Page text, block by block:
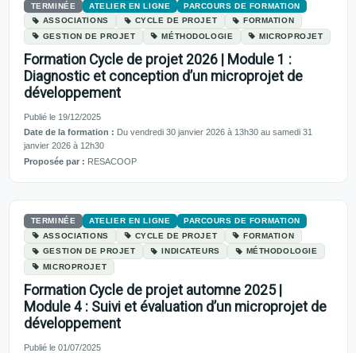
TERMINÉE ATELIER EN LIGNE
PARCOURS DE FORMATION
ASSOCIATIONS
CYCLE DE PROJET
FORMATION
GESTION DE PROJET
MÉTHODOLOGIE MICROPROJET
Formation Cycle de projet 2026 | Module 1 :
Diagnostic et conception d’un microprojet de
développement
Publié le 19/12/2025
Date de la formation : Du vendredi 30 janvier 2026 à 13h30 au samedi 31
janvier 2026 à 12h30
Proposée par : RESACOOP
TERMINÉE ATELIER EN LIGNE
PARCOURS DE FORMATION
ASSOCIATIONS
CYCLE DE PROJET
FORMATION
GESTION DE PROJET
INDICATEURS
MÉTHODOLOGIE
MICROPROJET
Formation Cycle de projet automne 2025 |
Module 4 : Suivi et évaluation d’un microprojet de
développement
Publié le 01/07/2025